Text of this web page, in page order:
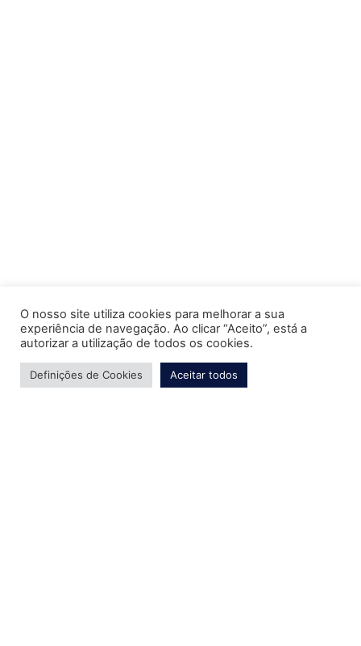
O nosso site utiliza cookies para melhorar a sua
experiência de navegação. Ao clicar “Aceito”, está a
autorizar a utilização de todos os cookies.
Definições de Cookies Aceitar todos